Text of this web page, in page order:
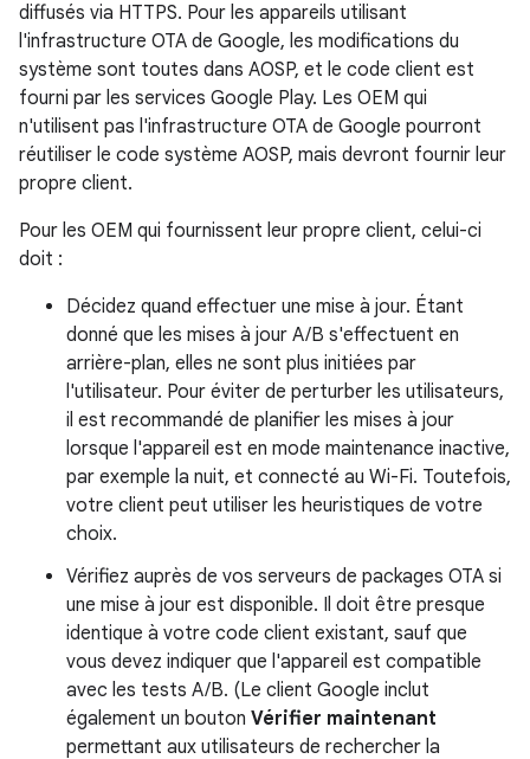
diffusés via HTTPS. Pour les appareils utilisant
l'infrastructure OTA de Google, les modifications du
système sont toutes dans AOSP, et le code client est
fourni par les services Google Play. Les OEM qui
n'utilisent pas l'infrastructure OTA de Google pourront
réutiliser le code système AOSP, mais devront fournir leur
propre client.
Pour les OEM qui fournissent leur propre client, celui-ci
doit :
Décidez quand effectuer une mise à jour. Étant
donné que les mises à jour A/B s'effectuent en
arrière-plan, elles ne sont plus initiées par
l'utilisateur. Pour éviter de perturber les utilisateurs,
il est recommandé de planifier les mises à jour
lorsque l'appareil est en mode maintenance inactive,
par exemple la nuit, et connecté au Wi-Fi. Toutefois,
votre client peut utiliser les heuristiques de votre
choix.
Vérifiez auprès de vos serveurs de packages OTA si
une mise à jour est disponible. Il doit être presque
identique à votre code client existant, sauf que
vous devez indiquer que l'appareil est compatible
avec les tests A/B. (Le client Google inclut
également un bouton Vérifier maintenant
permettant aux utilisateurs de rechercher la